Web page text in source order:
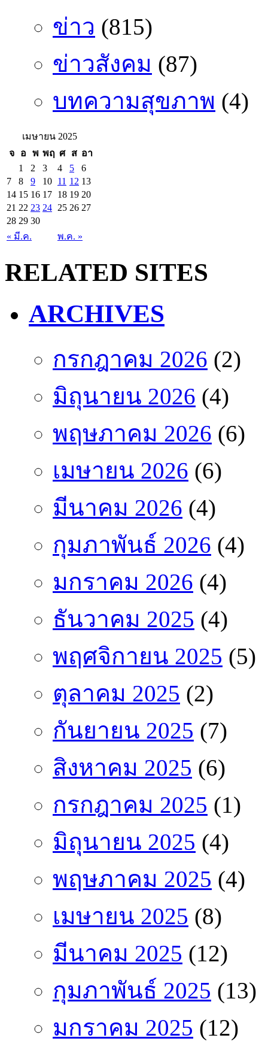
ข่าว (815)
ข่าวสังคม (87)
บทความสุขภาพ (4)
เมษายน 2025
จ
อ พ พฤ ศ ส อา
« มี.ค. พ.ค. »
1 2 3 4 5
6
7
8 9 10 11 12 13
14 15 16 17 18 19 20
21 22 23 24 25 26 27
28 29 30
RELATED SITES
ARCHIVES
กรกฎาคม 2026 (2)
มิถุนายน 2026 (4)
พฤษภาคม 2026 (6)
เมษายน 2026 (6)
มีนาคม 2026 (4)
กุมภาพันธ์ 2026 (4)
มกราคม 2026 (4)
ธันวาคม 2025 (4)
พฤศจิกายน 2025 (5)
ตุลาคม 2025 (2)
กันยายน 2025 (7)
สิงหาคม 2025 (6)
กรกฎาคม 2025 (1)
มิถุนายน 2025 (4)
พฤษภาคม 2025 (4)
เมษายน 2025 (8)
มีนาคม 2025 (12)
กุมภาพันธ์ 2025 (13)
มกราคม 2025 (12)